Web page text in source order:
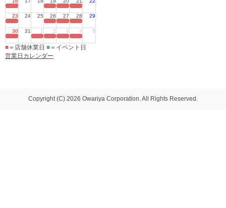
23 24 25 26 27 28 29
30 31 1 2 3 4 5
■ ＝店舗休業日 ■ ＝イベント日
営業日カレンダー
Copyright (C) 2026 Owariya Corporation. All Rights Reserved.